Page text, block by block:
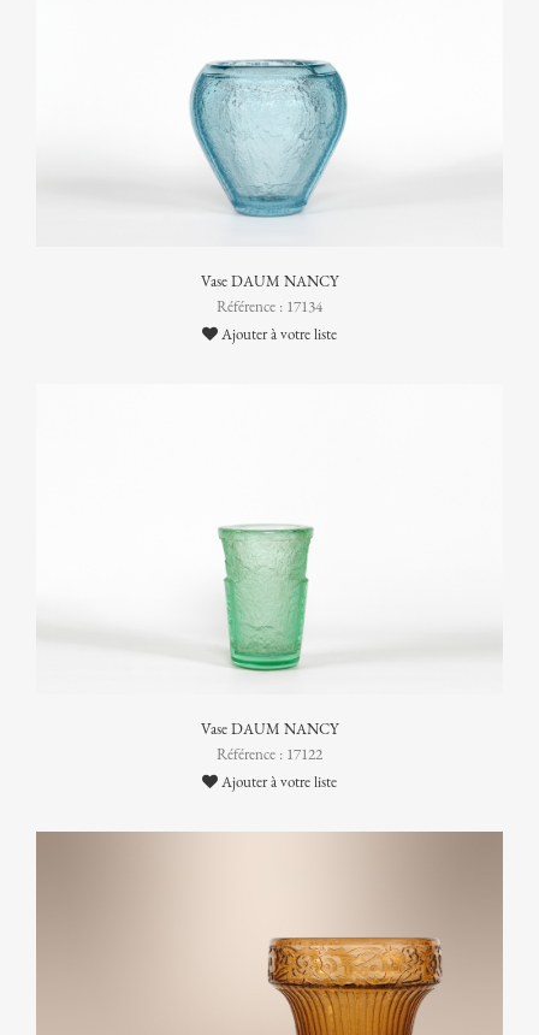
Vase DAUM NANCY
Référence : 17134
Ajouter à votre liste
Vase DAUM NANCY
Référence : 17122
Ajouter à votre liste